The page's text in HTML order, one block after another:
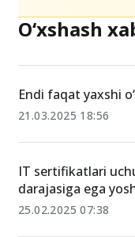
O‘xshash
Endi faqat yaxshi
21.03.2025 18:56
IT sertifikatlari
darajasiga ega
25.02.2025 07:38